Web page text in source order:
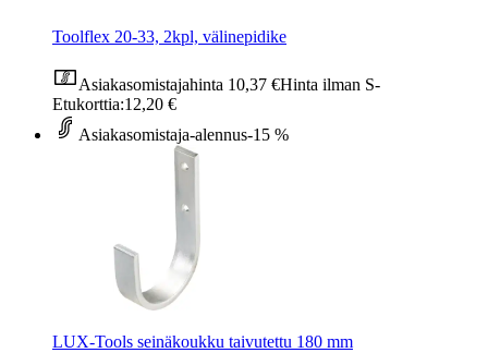
Toolflex 20-33, 2kpl, välinepidike
Asiakasomistajahinta 10,37 €Hinta ilman S-
Etukorttia:12,20 €
Asiakasomistaja-alennus-15 %
LUX-Tools seinäkoukku taivutettu 180 mm